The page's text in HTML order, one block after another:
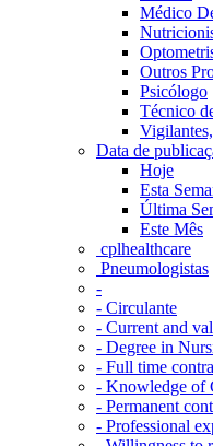
Médico
Outros
Psicólogo
Técnico
Data de
Hoje
Esta
Última
Este Mês
‎ cplhealthcare‬
Pneumologistas
-
- Circulante
- Current and
- Degree in
- Full time
- Knowledge of
- Permanent
- Professional